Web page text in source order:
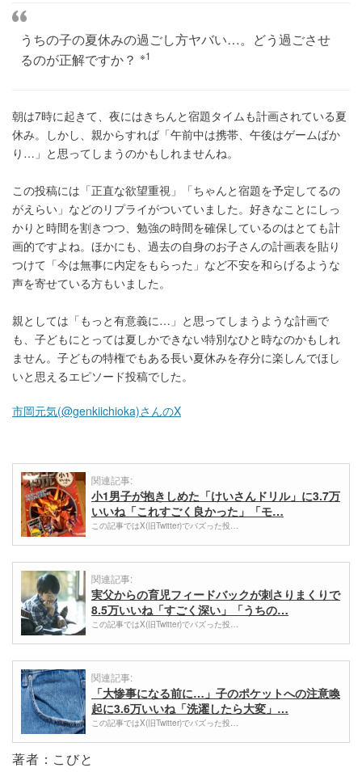
うちの子の夏休みの過ごし方ヤバい…。どう過ごさせ
るのが正解ですか？ ※1
朝は7時に起きて、夜にはきちんと宿題タイムも計画されている夏
休み。しかし、親からすれば「午前中は携帯、午後はゲームばか
り…」と思ってしまうのかもしれませんね。
この投稿には「正直な欲望重視」「ちゃんと宿題を予定してるの
がえらい」などのリプライがついていました。好きなことにしっ
かりと時間を割きつつ、勉強の時間を確保しているのはとても計
画的ですよね。ほかにも、過去の自身のお子さんの計画表を貼り
つけて「今は無事に内定をもらった」など不安を和らげるような
声を寄せている方もいました。
親としては「もっと有意義に…」と思ってしまうような計画で
も、子どもにとっては夏しかできない特別なひと時なのかもしれ
ません。子どもの特権でもある長い夏休みを存分に楽しんでほし
いと思えるエピソード投稿でした。
市岡元気(@genkiichioka)さんのX
関連記事:
小1男子が抱きしめた「けいさんドリル」に3.7万
いいね「これすごく良かった」「モ…
この記事ではX(旧Twitter)でバズった投…
関連記事:
実父からの育児フィードバックが刺さりまくりで
8.5万いいね「すごく深い」「うちの…
この記事ではX(旧Twitter)でバズった投…
関連記事:
「大惨事になる前に…」子のポケットへの注意喚
起に3.6万いいね「洗濯したら大変」…
この記事ではX(旧Twitter)でバズった投…
著者：こびと